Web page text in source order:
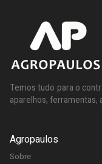
Temos tudo para o
aparelhos, ferramentas,
Agropaulos
Sobre